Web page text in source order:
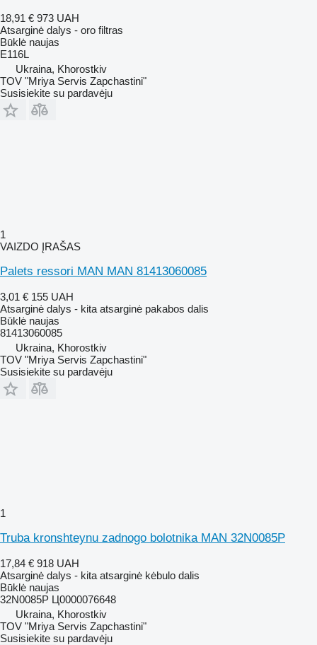
18,91 € 973 UAH
Atsarginė dalys - oro filtras
Būklė naujas
E116L
Ukraina, Khorostkiv
TOV "Mriya Servis Zapchastini"
Susisiekite su pardavėju
1
VAIZDO ĮRAŠAS
Palets ressori MAN MAN 81413060085
3,01 € 155 UAH
Atsarginė dalys - kita atsarginė pakabos dalis
Būklė naujas
81413060085
Ukraina, Khorostkiv
TOV "Mriya Servis Zapchastini"
Susisiekite su pardavėju
1
Truba kronshteynu zadnogo bolotnika MAN 32N0085P
17,84 € 918 UAH
Atsarginė dalys - kita atsarginė kėbulo dalis
Būklė naujas
32N0085P Ц0000076648
Ukraina, Khorostkiv
TOV "Mriya Servis Zapchastini"
Susisiekite su pardavėju